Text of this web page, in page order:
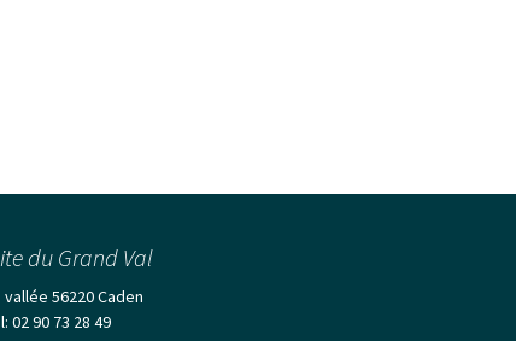
du Grand Val
vallée 56220 Caden
02 90 73 28 49